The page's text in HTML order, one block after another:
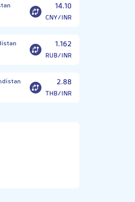
14.10
CNY/INR
1.162
RUB/INR
2.88
THB/INR